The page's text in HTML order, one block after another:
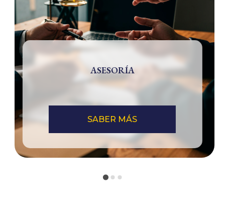
ASESORÍA
SABER MÁS